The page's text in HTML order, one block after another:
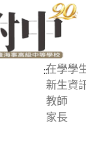
:::在學學
新生資
教師
家長